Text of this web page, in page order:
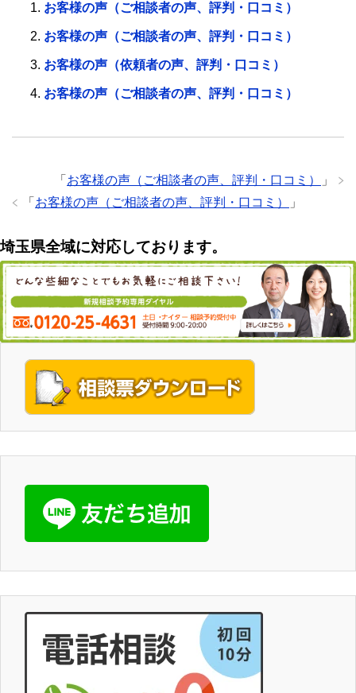
お客様の声（ご相談者の声、評判・口コミ）
お客様の声（ご相談者の声、評判・口コミ）
お客様の声（依頼者の声、評判・口コミ）
お客様の声（ご相談者の声、評判・口コミ）
「 お客様の声（ご相談者の声、評判・口コミ）
」
「 お客様の声（ご相談者の声、評判・口コミ） 」
埼玉県全域に対応しております。